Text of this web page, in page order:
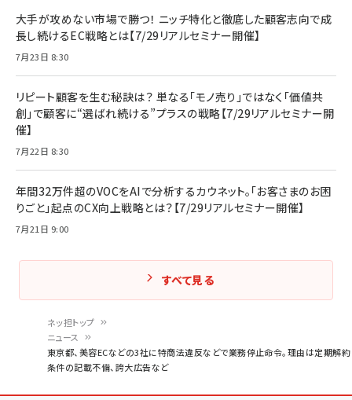
ネッ担トップ
ニュース
東京都、美容ECなどの3社に特商法違反などで業務停止命令。理由は定期解約
条件の記載不備、誇大広告など
大手が攻めない市場で勝つ！ ニッチ特化と徹底した顧客志向で成
長し続けるEC戦略とは【7/29リアルセミナー開催】
7月23日 8:30
リピート顧客を生む秘訣は？ 単なる「モノ売り」ではなく「価値共
創」で顧客に“選ばれ続ける”プラスの戦略【7/29リアルセミナー開
催】
7月22日 8:30
年間32万件超のVOCをAIで分析するカウネット。「お客さまのお困
りごと」起点のCX向上戦略とは？【7/29リアルセミナー開催】
7月21日 9:00
すべて見る